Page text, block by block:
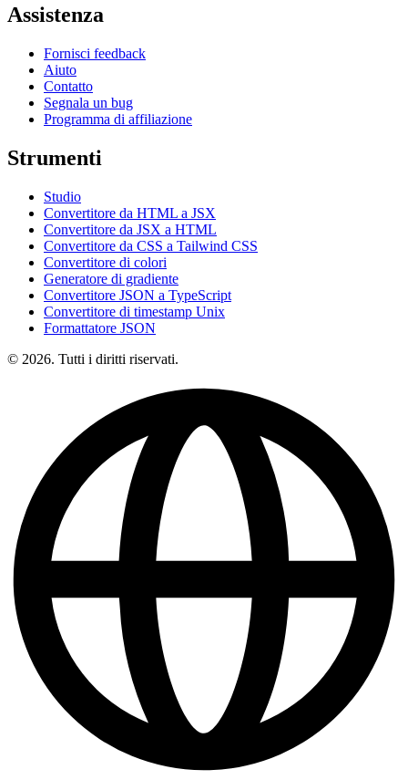
Assistenza
Fornisci feedback
Aiuto
Contatto
Segnala un bug
Programma di affiliazione
Strumenti
Studio
Convertitore da HTML a JSX
Convertitore da JSX a HTML
Convertitore da CSS a Tailwind CSS
Convertitore di colori
Generatore di gradiente
Convertitore JSON a TypeScript
Convertitore di timestamp Unix
Formattatore JSON
© 2026. Tutti i diritti riservati.